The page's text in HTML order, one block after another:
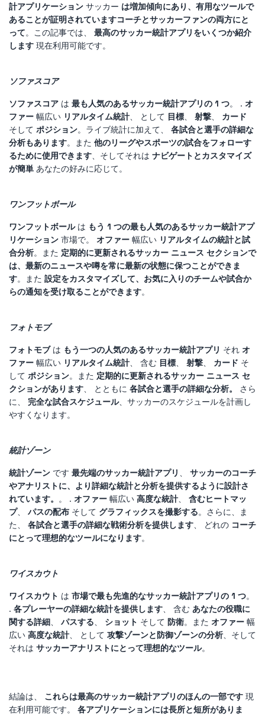
計アプリケーション サッカー は増加傾向にあり、有用なツールで
あることが証明されていますコーチとサッカーファンの両方にと
って。この記事では、 最高のサッカー統計アプリをいくつか紹介
します 現在利用可能です。
ソファスコア
ソファスコア は 最も人気のあるサッカー統計アプリの 1 つ。 . オ
ファー 幅広い リアルタイム統計、 として 目標 射撃
カード
そして ポジション。ライブ統計に加えて、
各試合と選手の詳細な
分析もあります。また 他のリーグやスポーツの試合をフォローす
るために使用できます 、そしてそれは ナビゲートとカスタマイズ
が簡単 あなたの好みに応じて。
ワンフットボール
ワンフットボール は もう 1 つの最も人気のあるサッカー統計アプ
リケーション 市場で。 オファー 幅広い リアルタイムの統計と試
合分析。また 定期的に更新されるサッカー ニュース セクションで
は、最新のニュースや噂を常に最新の状態に保つことができま
す。また 設定をカスタマイズして、お気に入りのチームや試合か
らの通知を受け取ることができます。
フォトモブ
フォトモブは もう一つの人気のあるサッカー統計アプリ それ オ
ファー 幅広い リアルタイム統計、 含む 目標 射撃 カード そ
して ポジション。また 定期的に更新されるサッカー ニュース セ
クションがあります 、 とともに 各試合と選手の詳細な分析。
さら
に、 完全な試合スケジュール、サッカーのスケジュールを計画し
やすくなります。
統計ゾーン
統計ゾーン です 最先端のサッカー統計アプリ
サッカーのコーチ
やアナリストに、より詳細な統計と分析を提供するように設計さ
れています。
。 . オファー 幅広い 高度な統計、 含むヒートマッ
プ、 パスの配布 そして グラフィックスを撮影する。さらに、ま
た、 各試合と選手の詳細な戦術分析を提供します 、 どれの コーチ
にとって理想的なツールになります。
ワイスカウト
ワイスカウト は 市場で最も先進的なサッカー統計アプリの 1 つ。
. 各プレーヤーの詳細な統計を提供します 、 含む あなたの役職に
関する詳細
パスする ショット そして 防衛。また オファー 幅
広い 高度な統計、 として 攻撃ゾーンと防御ゾーンの分析、そして
それは サッカーアナリストにとって理想的なツール。
結論は、 これらは最高のサッカー統計アプリのほんの一部です 現
在利用可能です。
各アプリケーションには長所と短所がありま